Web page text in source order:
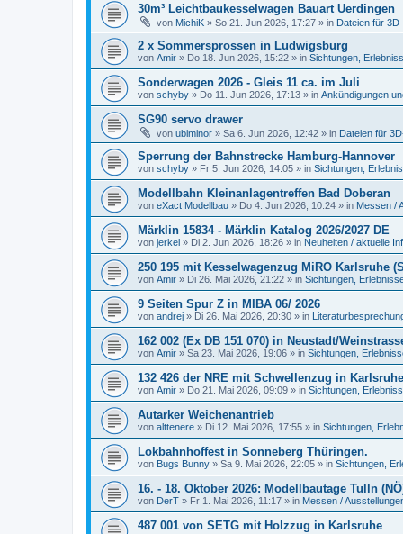
30m³ Leichtbaukesselwagen Bauart Uerdingen
von MichiK » So 21. Jun 2026, 17:27 » in Dateien für
2 x Sommersprossen in Ludwigsburg
von Amir » Do 18. Jun 2026, 15:22 » in Sichtungen,
Sonderwagen 2026 - Gleis 11 ca. im Juli
von schyby » Do 11. Jun 2026, 17:13 » in Ankündigungen
SG90 servo drawer
von ubiminor » Sa 6. Jun 2026, 12:42 » in Dateien für
Sperrung der Bahnstrecke Hamburg-Hannover
von schyby » Fr 5. Jun 2026, 14:05 » in Sichtungen,
Modellbahn Kleinanlagentreffen Bad Doberan
von eXact Modellbau » Do 4. Jun 2026, 10:24 » in Messen /
Märklin 15834 - Märklin Katalog 2026/2027 DE
von jerkel » Di 2. Jun 2026, 18:26 » in Neuheiten / aktuelle
250 195 mit Kesselwagenzug MiRO Karlsruhe
von Amir » Di 26. Mai 2026, 21:22 » in Sichtungen,
9 Seiten Spur Z in MIBA 06/ 2026
von andrej » Di 26. Mai 2026, 20:30 » in
162 002 (Ex DB 151 070) in Neustadt/
von Amir » Sa 23. Mai 2026, 19:06 » in Sichtungen,
132 426 der NRE mit Schwellenzug in
von Amir » Do 21. Mai 2026, 09:09 » in Sichtungen,
Autarker Weichenantrieb
von alttenere » Di 12. Mai 2026, 17:55 » in Sichtungen,
Lokbahnhoffest in Sonneberg Thüringen.
von Bugs Bunny » Sa 9. Mai 2026, 22:05 » in Sichtungen,
16. - 18. Oktober 2026: Modellbautage Tulln
von DerT » Fr 1. Mai 2026, 11:17 » in Messen /
487 001 von SETG mit Holzzug in Karlsruhe